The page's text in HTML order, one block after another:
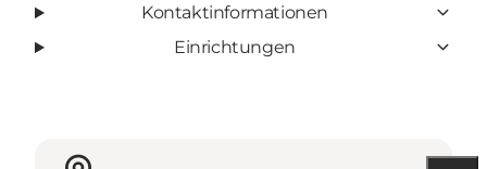
Kontaktinformationen
Einrichtungen